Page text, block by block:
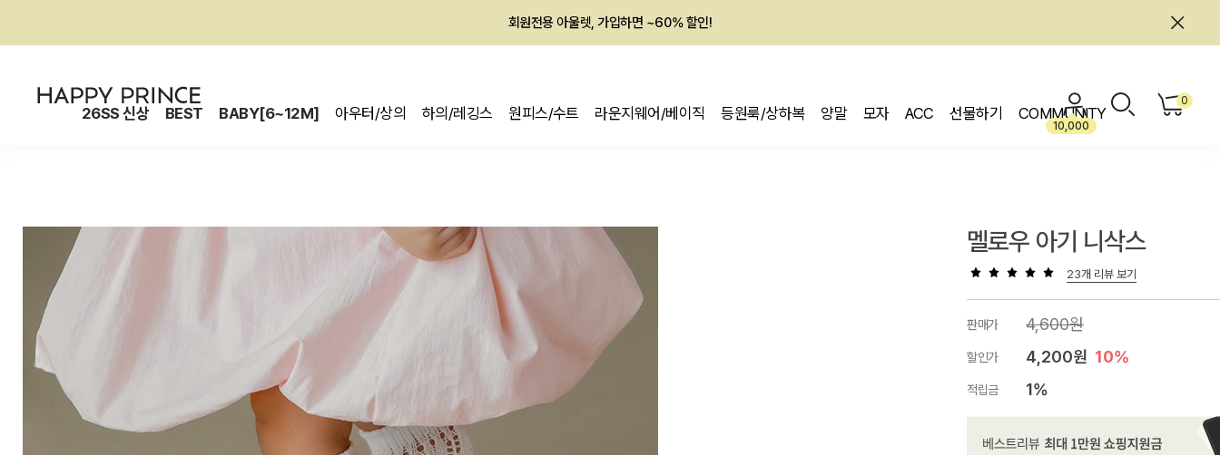
회원전용 아울렛, 가입하면 ~60% 할인!
26SS 신상 BEST BABY[6~12M] 아우터/상의 하의/레깅스 원피스/수트 라운지웨어/베이직 등원룩/상하복 양말 모자 ACC 선물하기 COMMUNITY
10,000
0
멜로우 아기 니삭스
23개 리뷰 보기
판매가 4,600원
할인가 4,200원 10%
적립금 1%